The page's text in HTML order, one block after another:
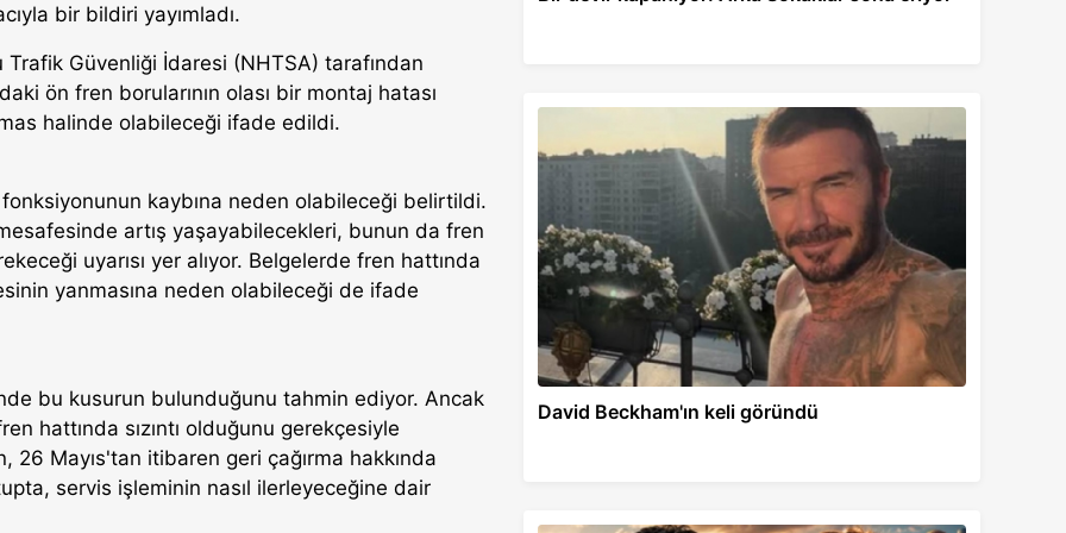
bir bildiri yayımladı.
Güvenliği İdaresi (NHTSA) tarafından
ön fren borularının olası bir montaj hatası
halinde olabileceği ifade edildi.
kaybına neden olabileceği belirtildi.
artış yaşayabilecekleri, bunun da fren
uyarısı yer alıyor. Belgelerde fren hattında
yanmasına neden olabileceği de ifade
bu kusurun bulunduğunu tahmin ediyor. Ancak
hattında sızıntı olduğunu gerekçesiyle
Mayıs'tan itibaren geri çağırma hakkında
servis işleminin nasıl ilerleyeceğine dair
David Beckham'ın keli göründü